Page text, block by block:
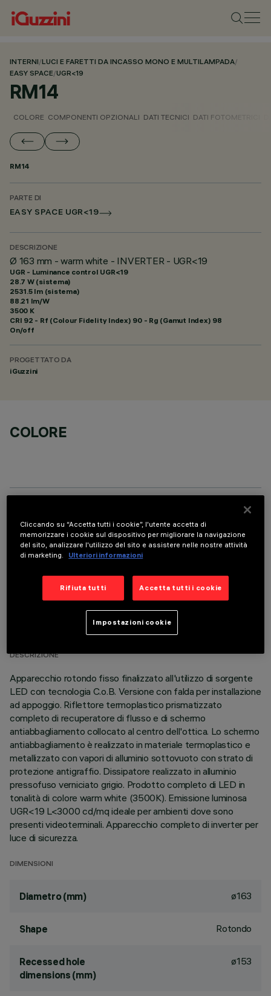
INTERNI/LUCI E FARETTI DA INCASSO MONO E MULTILAMPADA/
EASY SPACE/UGR<19
RM14
COLORE COMPONENTI OPZIONALI DATI TECNICI DATI FOTOMETRICI
RM14
PARTE DI
EASY SPACE UGR<19
DESCRIZIONE
Ø 163 mm - warm white - INVERTER - UGR<19
UGR - Luminance control UGR<19
28.7 W (sistema)
2531.5 lm (sistema)
88.21 lm/W
3500 K
CRI 92 - Rf (Colour Fidelity Index) 90 - Rg (Gamut Index) 98
On/off
PROGETTATO DA
iGuzzini
COLORE
COMPONENTI OPZIONALI
DATI TECNICI
ULTIMO AGGIORNAMENTO: 05/08/2026
DESCRIZIONE
Apparecchio rotondo fisso finalizzato all'utilizzo di sorgente
LED con tecnologia C.o.B. Versione con falda per installazione
ad appoggio. Riflettore termoplastico prismatizzato
completo di recuperatore di flusso e di schermo
antiabbagliamento collocato al centro dell'ottica. Lo schermo
antiabbagliamento è realizzato in materiale termoplastico e
metallizzato con vapori di alluminio sottovuoto con strato di
protezione antigraffio. Dissipatore realizzato in alluminio
pressofuso verniciato grigio. Prodotto completo di LED in
tonalità di colore warm white (3500K). Emissione luminosa
UGR<19 L<3000 cd/mq ideale per ambienti dove sono
presenti videoterminali. Apparecchio completo di inverter per
luce di sicurezza.
DIMENSIONI
Diametro (mm) ø163
Shape Rotondo
Recessed hole
dimensions (mm)
ø153
Cliccando su “Accetta tutti i cookie”, l'utente accetta di
memorizzare i cookie sul dispositivo per migliorare la navigazione
del sito, analizzare l'utilizzo del sito e assistere nelle nostre attività
di marketing.
Ulteriori informazioni
Rifiuta tutti Accetta tutti i cookie
Impostazioni cookie